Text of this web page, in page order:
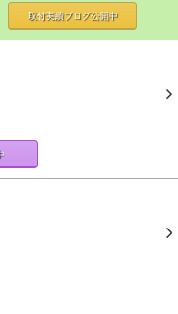
取付実績ブログ公開中